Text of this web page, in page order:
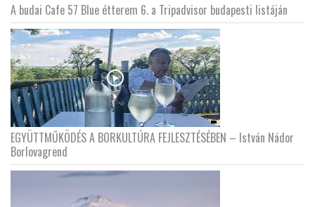
A budai Cafe 57 Blue étterem 6. a Tripadvisor budapesti listáján
EGYÜTTMŰKÖDÉS A BORKULTÚRA FEJLESZTÉSÉBEN – István Nádor
Borlovagrend